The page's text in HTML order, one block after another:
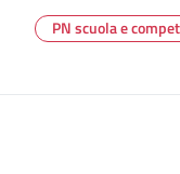
PN scuola e